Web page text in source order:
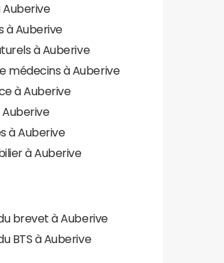
à Auberive
à Auberive
à Auberive
médecins à Auberive
à Auberive
Auberive
à Auberive
à Auberive
brevet à Auberive
BTS à Auberive